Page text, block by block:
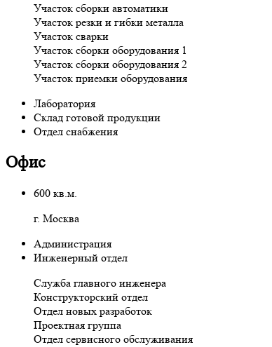
Участок сборки автоматики
Участок резки и гибки металла
Участок сварки
Участок сборки оборудования 1
Участок сборки оборудования 2
Участок приемки оборудования
Лаборатория
Склад готовой продукции
Отдел снабжения
Офис
600 кв.м.
г. Москва
Администрация
Инженерный отдел
Служба главного инженера
Конструкторский отдел
Отдел новых разработок
Проектная группа
Отдел сервисного обслуживания